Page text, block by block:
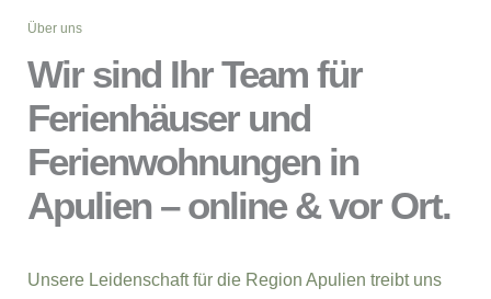
Über uns
Wir sind Ihr Team für
Ferienhäuser und
Ferienwohnungen in
Apulien – online & vor Ort.
Unsere Leidenschaft für die Region Apulien treibt uns